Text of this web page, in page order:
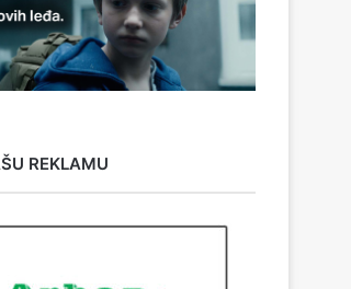
REKLAMU